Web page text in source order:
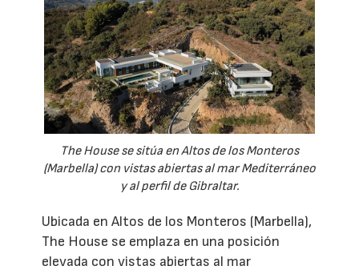
The House se sitúa en Altos de los Monteros
(Marbella) con vistas abiertas al mar Mediterráneo
y al perfil de Gibraltar.
Ubicada en Altos de los Monteros (Marbella),
The House se emplaza en una posición
elevada con vistas abiertas al mar